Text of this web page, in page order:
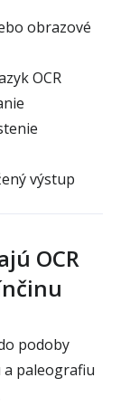
obrazové
OCR
výstup
OCR
podoby
paleografiu